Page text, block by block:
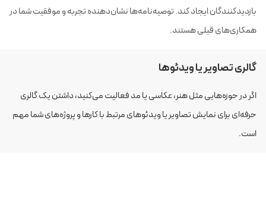
بازدیدکنندگان ایجاد کند. توصیه‌نامه‌ها نشان‌دهنده تجربه و موفقیت شما در
همکاری‌های قبلی هستند.
گالری تصاویر یا ویدئوها
اگر در حوزه‌هایی مثل هنر، عکاسی یا مد فعالیت می‌کنید، داشتن یک گالری
حرفه‌ای برای نمایش تصاویر یا ویدئوهای مرتبط با کارها و پروژه‌های شما مهم
است.